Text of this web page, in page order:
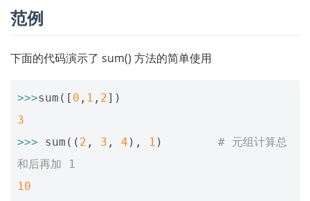
范例
下面的代码演示了 sum() 方法的简单使用
>>>sum ([ 0 , 1 , 2])
3
>>>
sum (( 2 , 3 , 4 ), 1 )
# 元组计算总
和后再加 1
10